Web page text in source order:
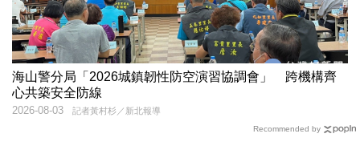
海山警分局「2026城鎮韌性防空演習協調會」 跨機構齊
心共築安全防線
記者黃村杉／新北報導
2026-08-03
Recommended by